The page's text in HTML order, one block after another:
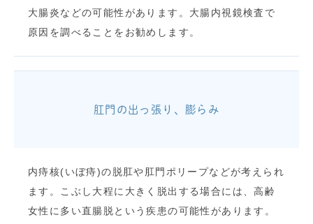
大腸炎などの可能性があります。大腸内視鏡検査で
原因を調べることをお勧めします。
肛門の出っ張り、膨らみ
内痔核(いぼ痔)の脱肛や肛門ポリープなどが考えられ
ます。こぶし大程に大きく脱出する場合には、高齢
女性に多い直腸脱という疾患の可能性があります。